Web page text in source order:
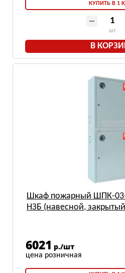
КУПИТЬ В 1
шт
В
Шкаф пожарный ШПК-
НЗБ (навесной,
6021 р./шт